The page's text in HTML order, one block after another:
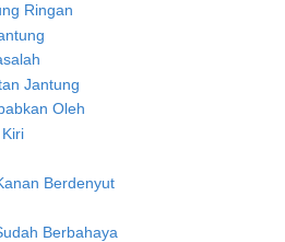
Ringan
Jantung
Oleh
Berdenyut
Berbahaya